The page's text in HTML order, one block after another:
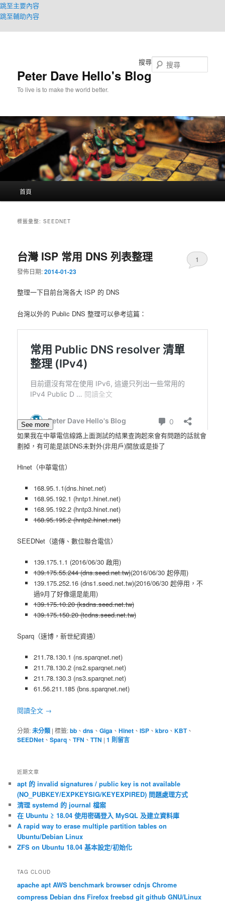
跳至主要內容
跳至輔助內容
Peter Dave Hello's Blog
To live is to make the world better.
搜尋
首頁
標籤彙整:SEEDNET
台灣 ISP 常用 DNS 列表整理
發佈日期:2014-01-23
1
整理一下目前台灣各大 ISP 的 DNS
台灣以外的 Public DNS 整理可以參考這篇：
See more
如果我在中華電信線路上面測試的結果查詢起來會有問題的話就會
劃掉，有可能是該DNS未對外(非用戶)開放或是掛了
Hinet（中華電信）
168.95.1.1(dns.hinet.net)
168.95.192.1 (hntp1.hinet.net)
168.95.192.2 (hntp3.hinet.net)
168.95.195.2 (hntp2.hinet.net)
SEEDNet（遠傳、數位聯合電信）
139.175.1.1 (2016/06/30 啟用)
139.175.55.244 (dns.seed.net.tw)(2016/06/30 起停用)
139.175.252.16 (dns1.seed.net.tw)(2016/06/30 起停用，不
過9月了好像還是能用)
139.175.10.20 (ksdns.seed.net.tw)
139.175.150.20 (tcdns.seed.net.tw)
Sparq（速博，新世紀資通）
211.78.130.1 (ns.sparqnet.net)
211.78.130.2 (ns2.sparqnet.net)
211.78.130.3 (ns3.sparqnet.net)
61.56.211.185 (bns.sparqnet.net)
閱讀全文 →
分類:未分類 |標籤:bb 、dns 、Giga 、Hinet 、ISP 、kbro 、KBT、
SEEDNet 、Sparq 、TFN 、TTN |1 則留言
近期文章
apt 的 invalid signatures / public key is not available
(NO_PUBKEY/EXPKEYSIG/KEYEXPIRED) 問題處理方式
清理 systemd 的 journal 檔案
在 Ubuntu ≥ 18.04 使用密碼登入 MySQL 及建立資料庫
A rapid way to erase multiple partition tables on
Ubuntu/Debian Linux
ZFS on Ubuntu 18.04 基本設定/初始化
TAG CLOUD
apache apt AWS benchmark browser cdnjs Chrome
compress Debian dns Firefox freebsd git github GNU/Linux